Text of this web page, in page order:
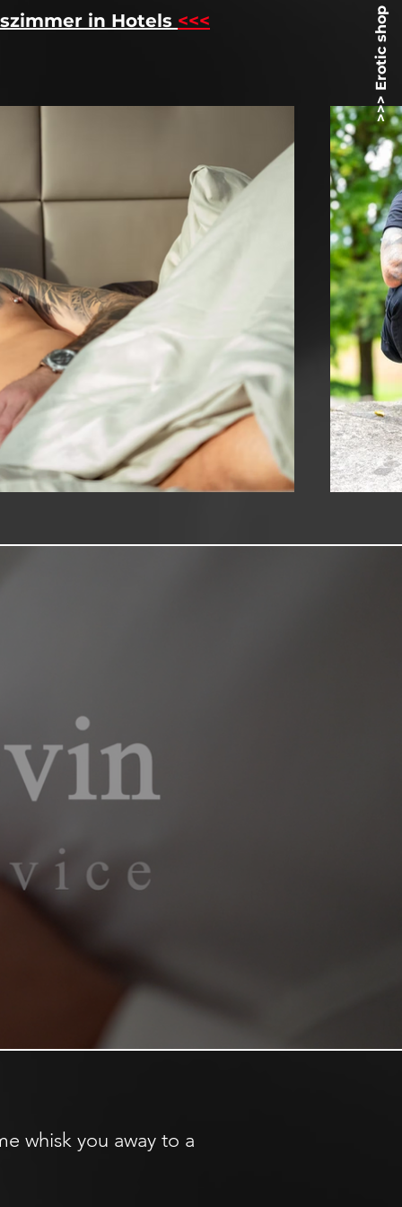
in Hotels <<<
whisk you away to a